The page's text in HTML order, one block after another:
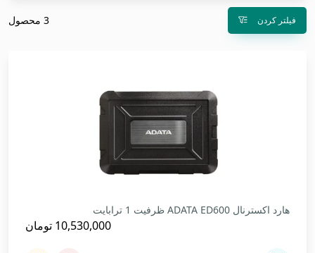
فیلتر کردن 3 محصول
هارد اکسترنال ADATA ED600 ظرفیت 1 ترابایت
10,530,000 تومان